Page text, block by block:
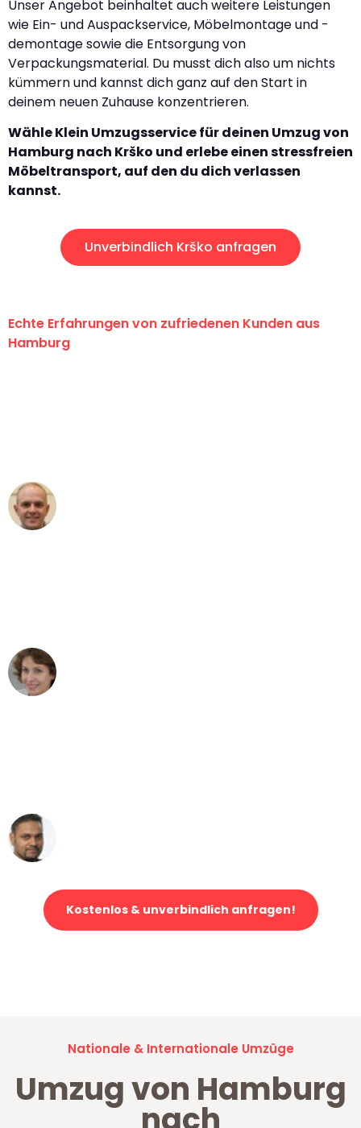
Unser Angebot beinhaltet auch weitere Leistungen
wie Ein- und Auspackservice, Möbelmontage und -
demontage sowie die Entsorgung von
Verpackungsmaterial. Du musst dich also um nichts
kümmern und kannst dich ganz auf den Start in
deinem neuen Zuhause konzentrieren.
Wähle Klein Umzugsservice für deinen Umzug von
Hamburg nach Krško und erlebe einen stressfreien
Möbeltransport, auf den du dich verlassen
kannst.
Unverbindlich Krško anfragen
Echte Erfahrungen von zufriedenen Kunden aus
Hamburg
Kostenlos & unverbindlich anfragen!
Nationale & Internationale Umzüge
Umzug von Hamburg